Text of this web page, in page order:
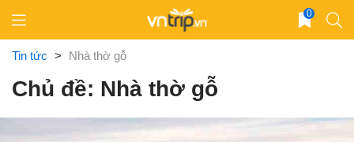
content
0
Tin tức > Nhà thờ gỗ
Chủ đề: Nhà thờ gỗ